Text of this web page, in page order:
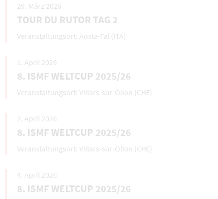
29. März 2026
TOUR DU RUTOR TAG 2
Aosta-Tal (ITA)
1. April 2026
8. ISMF WELTCUP 2025/26
Villars-sur-Ollon (CHE)
2. April 2026
8. ISMF WELTCUP 2025/26
Villars-sur-Ollon (CHE)
4. April 2026
8. ISMF WELTCUP 2025/26